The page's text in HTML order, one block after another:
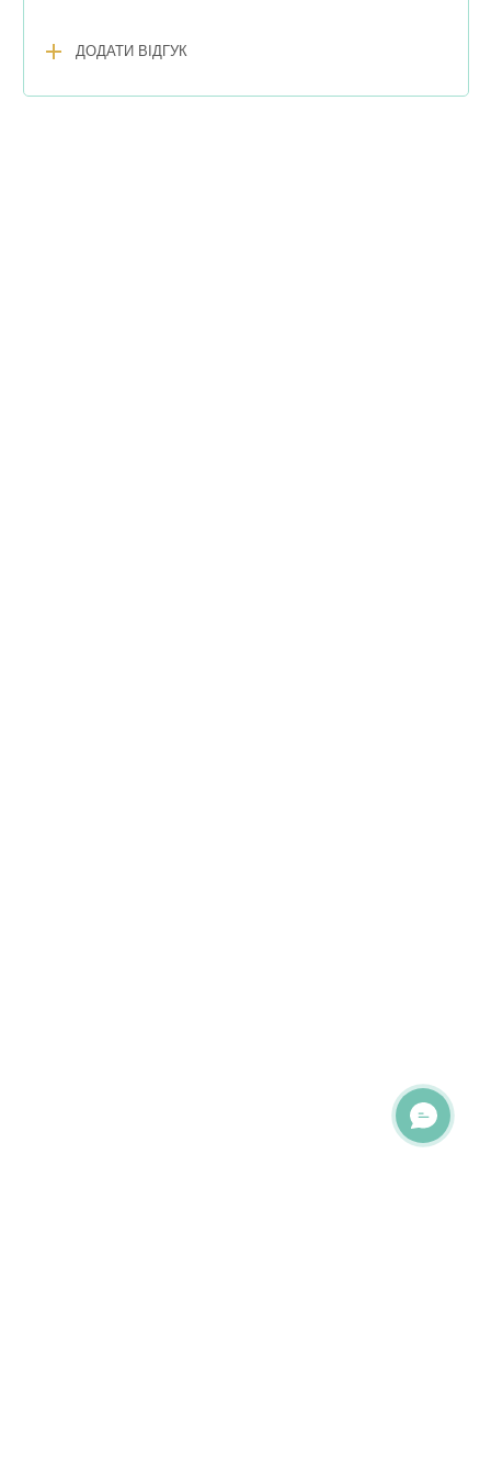
add ДОДАТИ ВІДГУК